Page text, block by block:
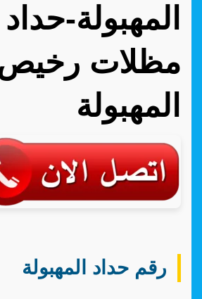
المهبولة-حداد
مظلات
المهبولة
رقم حداد المهبولة